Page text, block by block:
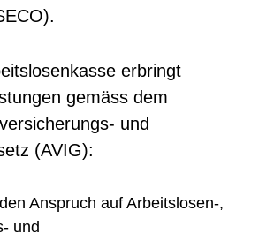
erbringt
gemäss dem
und
(AVIG):
Anspruch auf Arbeitslosen-,
und